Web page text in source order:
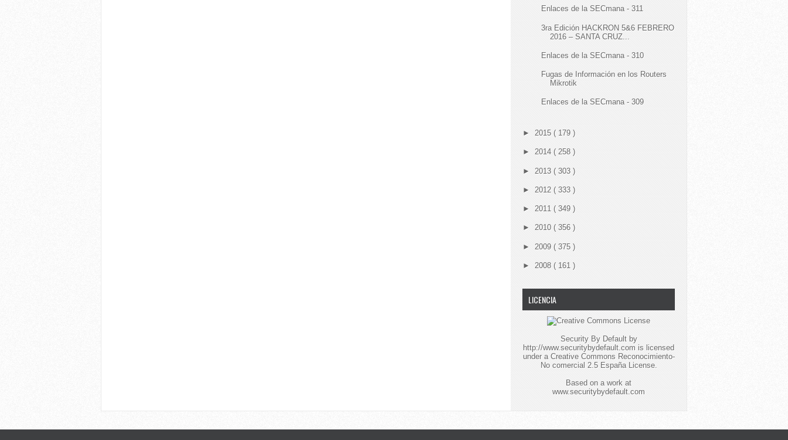
Enlaces de la SECmana - 311
3ra Edición HACKRON 5&6 FEBRERO
2016 – SANTA CRUZ...
Enlaces de la SECmana - 310
Fugas de Información en los Routers
Mikrotik
Enlaces de la SECmana - 309
► 2015 ( 179 )
► 2014 ( 258 )
► 2013 ( 303 )
► 2012 ( 333 )
► 2011 ( 349 )
► 2010 ( 356 )
► 2009 ( 375 )
► 2008 ( 161 )
LICENCIA
Security By Defaultby
http://www.securitybydefault.com is licensed
under a Creative Commons Reconocimiento-
No comercial 2.5 España License.
Based on a work at
www.securitybydefault.com